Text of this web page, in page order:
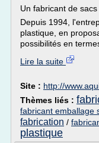
Un fabricant de
Depuis 1994,
plastique, en
possibilités en
Lire la suite
Site : http://
Thèmes liés :
fabricant emballage
fabrication /
plastique